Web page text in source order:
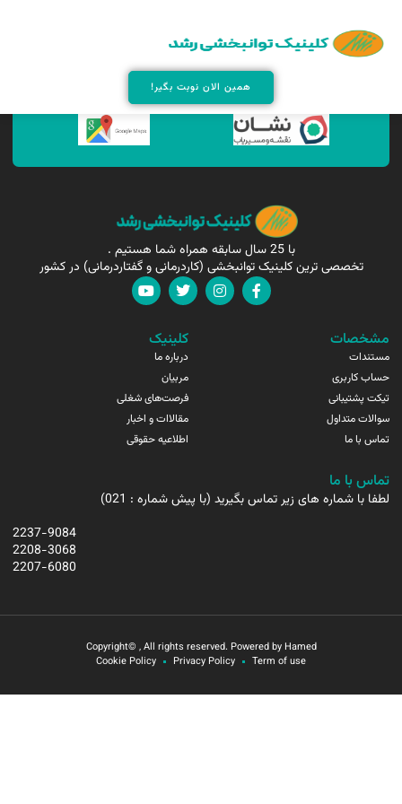
همین الان نوبت بگیر!
همین الان مارا پیدا کنید !
با 25 سال سابقه همراه شما هستیم .
تخصصی ترین کلینیک توانبخشی (کاردرمانی و گفتاردرمانی) در کشور
مشخصات
مستندات
حساب کاربری
تیکت پشتیبانی
سوالات متداول
تماس با ما
کلینیک
درباره ما
مربیان
فرصت‌های شغلی
مقالاات و اخبار
اطلاعیه حقوقی
تماس با ما
لطفا با شماره های زیر تماس بگیرید (با پیش شماره : 021)
2237-9084
2208-3068
2207-6080
Copyright© , All rights reserved. Powered by Hamed
Term of use
Privacy Policy
Cookie Policy